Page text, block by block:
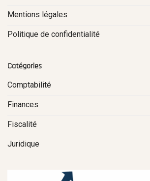
Mentions légales
Politique de confidentialité
Catégories
Comptabilité
Finances
Fiscalité
Juridique